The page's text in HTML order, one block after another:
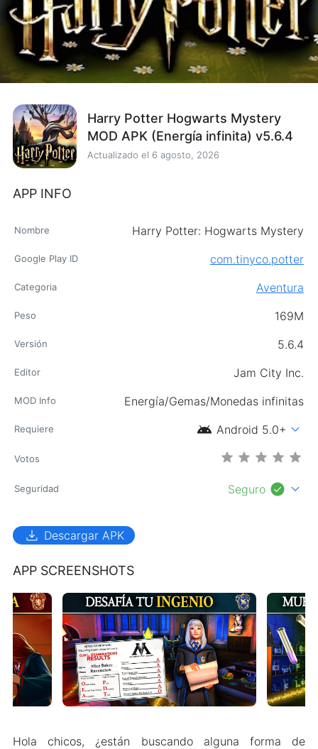
Harry Potter Hogwarts Mystery
MOD APK (Energía infinita) v5.6.4
Actualizado el 6 agosto, 2026
APP INFO
Nombre Harry Potter: Hogwarts Mystery
Google Play ID com.tinyco.potter
Categoria Aventura
Peso 169M
Versión 5.6.4
Editor Jam City Inc.
MOD Info Energía/Gemas/Monedas infinitas
Requiere android Android 5.0+ expand_more
Votos
Seguridad Seguro check_circle expand_more
download Descargar APK
APP SCREENSHOTS
Hola chicos, ¿están buscando alguna forma de